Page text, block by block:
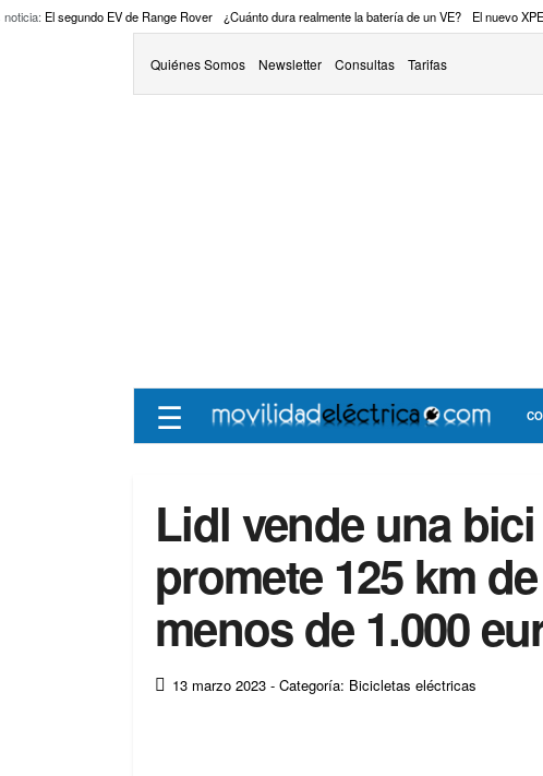
noticia: El segundo EV de Range Rover ¿Cuánto dura realmente la batería de un VE? El nuevo
Quiénes Somos Newsletter Consultas Tarifas
☰
Lidl vende una
promete 125 km
menos de 1.000
13 marzo 2023 - Categoría: Bicicletas eléctricas